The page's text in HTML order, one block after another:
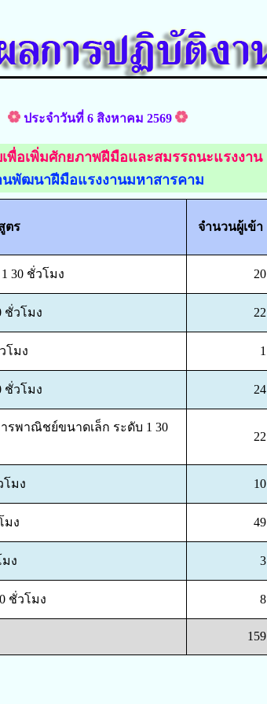
ประจำวันที่ 6 สิงหาคม 2569
พื่อเพิ่มศักยภาพฝีมือและสมรรถนะแรงงาน
นพัฒนาฝีมือแรงงานมหาสารคาม
ตร จำนวนผู้เข้า
30 ชั่วโมง 20
ชั่วโมง 22
โมง 1
ชั่วโมง 24
รพาณิชย์ขนาดเล็ก ระดับ 1 30
22
โมง 10
มง 49
ง 3
ชั่วโมง 8
159